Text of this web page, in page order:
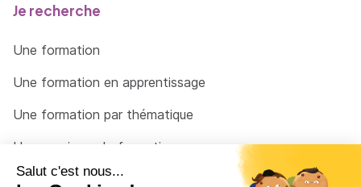
Je recherche
Une formation
Une formation en apprentissage
Une formation par thématique
Un organisme de formation
Un conseiller